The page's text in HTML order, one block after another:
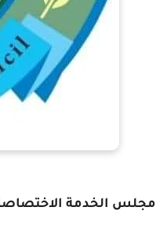
مجلس الخدمة